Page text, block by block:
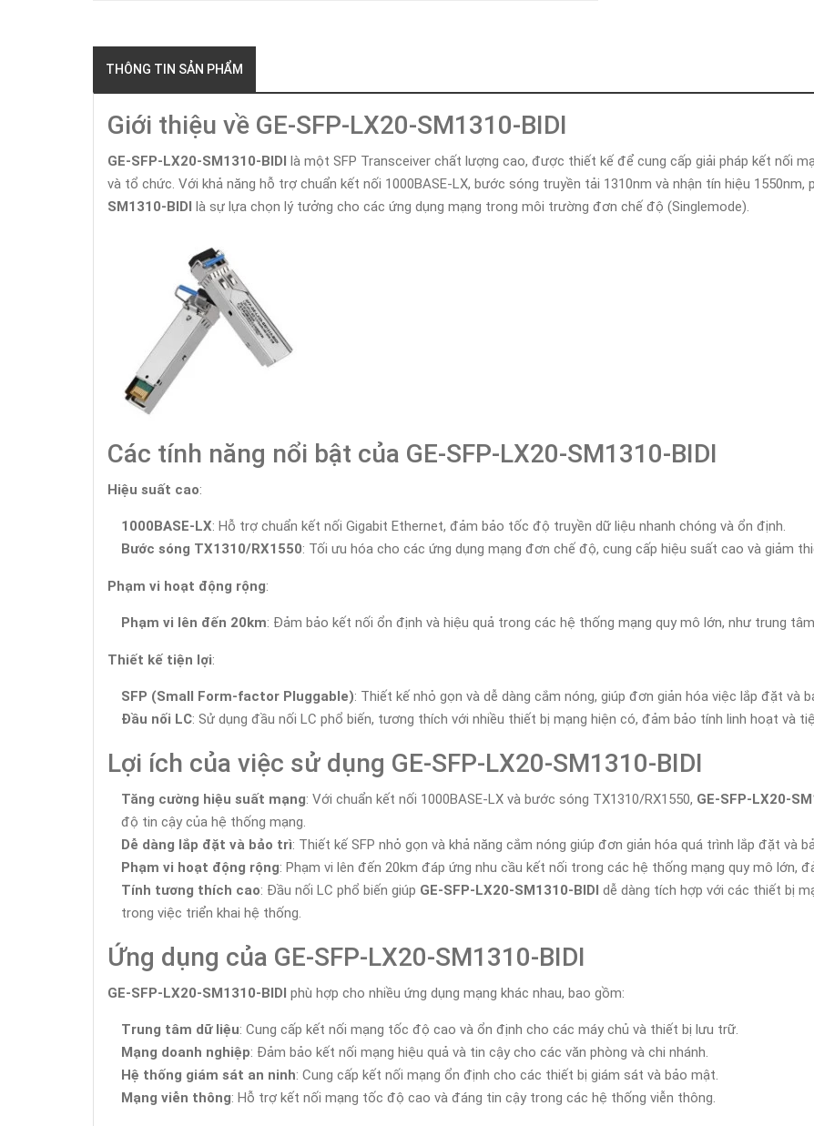
CHÁY
MINH
Faster
Lock
THÔNG TIN SẢN PHẨM
Giới thiệu về GE-SFP-LX20-SM1310-BIDI
GE-SFP-LX20-SM1310-BIDI là một SFP Transceiver chất lượng cao, được thiết kế để cung cấp giải pháp kết nối
và tổ chức. Với khả năng hỗ trợ chuẩn kết nối 1000BASE-LX, bước sóng truyền tải 1310nm và nhận tín hiệu 1550nm,
SM1310-BIDI là sự lựa chọn lý tưởng cho các ứng dụng mạng trong môi trường đơn chế độ (Singlemode).
Các tính năng nổi bật của GE-SFP-LX20-SM1310-BIDI
Hiệu suất cao:
1000BASE-LX: Hỗ trợ chuẩn kết nối Gigabit Ethernet, đảm bảo tốc độ truyền dữ liệu nhanh chóng và ổn định.
Bước sóng TX1310/RX1550: Tối ưu hóa cho các ứng dụng mạng đơn chế độ, cung cấp hiệu suất cao và giảm
Phạm vi hoạt động rộng:
Phạm vi lên đến 20km: Đảm bảo kết nối ổn định và hiệu quả trong các hệ thống mạng quy mô lớn, như trung
Thiết kế tiện lợi:
SFP (Small Form-factor Pluggable): Thiết kế nhỏ gọn và dễ dàng cắm nóng, giúp đơn giản hóa việc lắp đặt và
Đầu nối LC: Sử dụng đầu nối LC phổ biến, tương thích với nhiều thiết bị mạng hiện có, đảm bảo tính linh hoạt và
Lợi ích của việc sử dụng GE-SFP-LX20-SM1310-BIDI
Tăng cường hiệu suất mạng: Với chuẩn kết nối 1000BASE-LX và bước sóng TX1310/RX1550, GE-SFP-LX20-
độ tin cậy của hệ thống mạng.
Dễ dàng lắp đặt và bảo trì: Thiết kế SFP nhỏ gọn và khả năng cắm nóng giúp đơn giản hóa quá trình lắp đặt và
Phạm vi hoạt động rộng: Phạm vi lên đến 20km đáp ứng nhu cầu kết nối trong các hệ thống mạng quy mô lớn,
Tính tương thích cao: Đầu nối LC phổ biến giúp GE-SFP-LX20-SM1310-BIDI dễ dàng tích hợp với các thiết bị
trong việc triển khai hệ thống.
Ứng dụng của GE-SFP-LX20-SM1310-BIDI
GE-SFP-LX20-SM1310-BIDI phù hợp cho nhiều ứng dụng mạng khác nhau, bao gồm:
Trung tâm dữ liệu: Cung cấp kết nối mạng tốc độ cao và ổn định cho các máy chủ và thiết bị lưu trữ.
Mạng doanh nghiệp: Đảm bảo kết nối mạng hiệu quả và tin cậy cho các văn phòng và chi nhánh.
Hệ thống giám sát an ninh: Cung cấp kết nối mạng ổn định cho các thiết bị giám sát và bảo mật.
Mạng viễn thông: Hỗ trợ kết nối mạng tốc độ cao và đáng tin cậy trong các hệ thống viễn thông.